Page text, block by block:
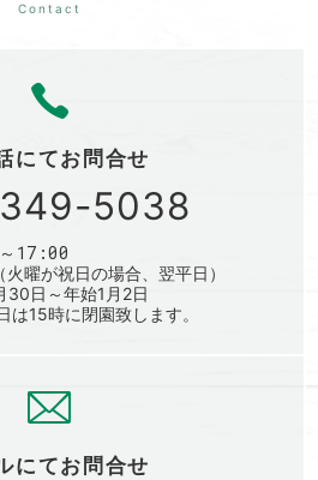
にてお問合せ
5038
17:00
火曜が祝日の場合、翌平日）
30日～年始1月2日
は15時に閉園致します。
にてお問合せ